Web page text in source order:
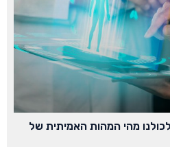
לכולנו מהי המהות האמיתית של